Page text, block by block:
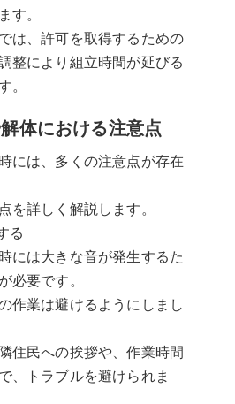
す。
は、許可を取得するための
整により組立時間が延びる
。
体における注意点
には、多くの注意点が存在
を詳しく解説します。
る
には大きな音が発生するた
必要です。
作業は避けるようにしまし
住民への挨拶や、作業時間
、トラブルを避けられま